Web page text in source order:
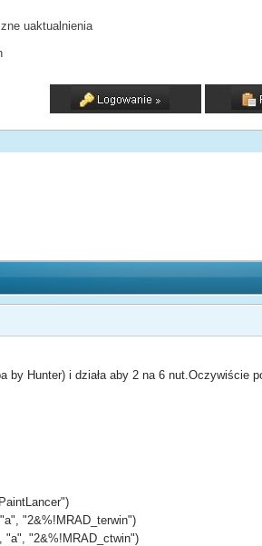
uaktualnienia
by Hunter) i działa aby 2 na 6 nut.Oczywiście
"2&%!MRAD_terwin")
"a", "2&%!MRAD_ctwin")